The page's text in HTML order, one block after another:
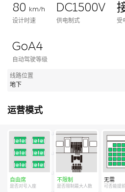
80
km/h
设计时速
DC1500V
供电制式 受
GoA4
自动驾驶等级
线路位置
地下
运营模式
自由席
是否对号入座
不限制
是否限制最大人数
无需
可否能提